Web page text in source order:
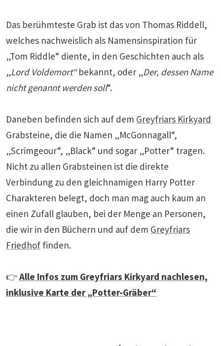
Das berühmteste Grab ist das von Thomas Riddell,
welches nachweislich als Namensinspiration für
„Tom Riddle“ diente, in den Geschichten auch als
„Lord Voldemort“bekannt, oder „Der, dessen Name
nicht genannt werden soll“.
Daneben befinden sich auf dem Greyfriars Kirkyard
Grabsteine, die die Namen „McGonnagall“,
„Scrimgeour“, „Black“ und sogar „Potter“ tragen.
Nicht zu allen Grabsteinen ist die direkte
Verbindung zu den gleichnamigen Harry Potter
Charakteren belegt, doch man mag auch kaum an
einen Zufall glauben, bei der Menge an Personen,
die wir in den Büchern und auf dem Greyfriars
Friedhof finden.
👉Alle Infos zum Greyfriars Kirkyard nachlesen,
inklusive Karte der „Potter-Gräber“